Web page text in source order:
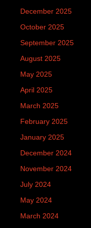
December 2025
October 2025
September 2025
August 2025
May 2025
April 2025
March 2025
February 2025
January 2025
December 2024
November 2024
July 2024
May 2024
March 2024